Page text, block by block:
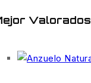
Valorados